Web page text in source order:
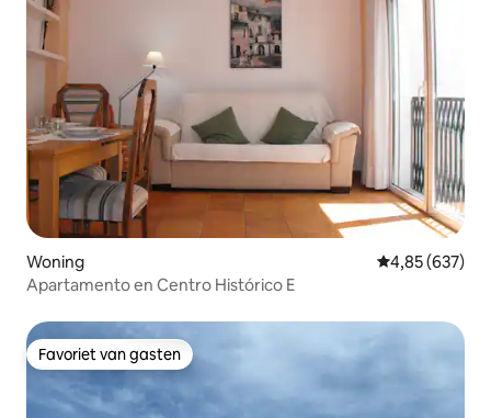
Woning Gemiddelde
4,85 (637)
Apartamento en Centro Histórico E
Favoriet van gasten
Favoriet van gasten